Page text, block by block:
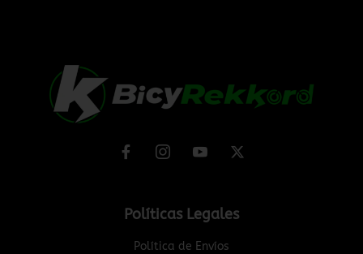
Políticas Legales
Política de Envíos